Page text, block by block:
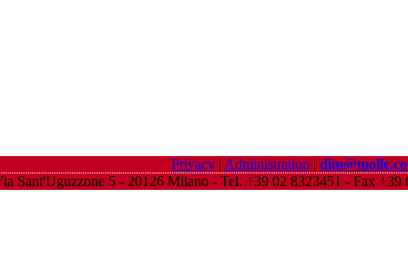
Privacy | Administration |
Sant'Uguzzone 5 - 20126 Milano - Tel. +39 02 8323451 - Fax +39